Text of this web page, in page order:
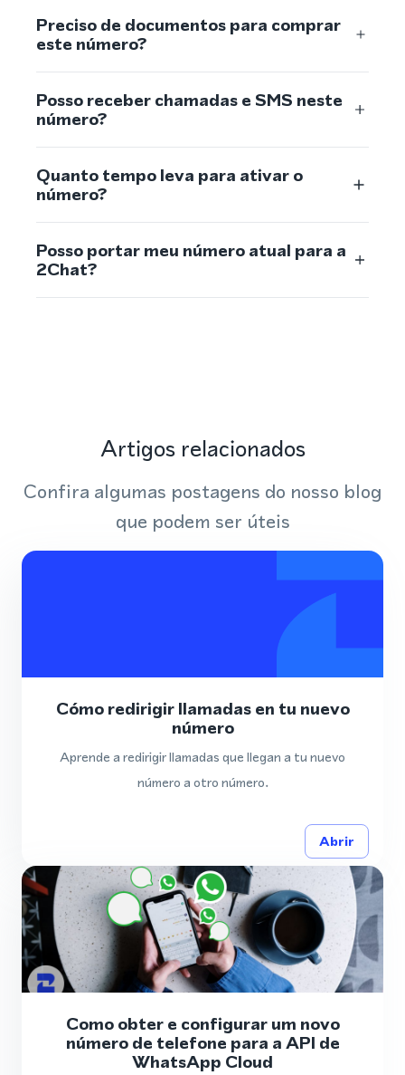
Preciso de documentos para comprar
este número?
Posso receber chamadas e SMS neste
número?
Quanto tempo leva para ativar o
número?
Posso portar meu número atual para a
2Chat?
Artigos relacionados
Confira algumas postagens do nosso blog
que podem ser úteis
Cómo redirigir llamadas en tu nuevo
número
Aprende a redirigir llamadas que llegan a tu nuevo
número a otro número.
Abrir
Como obter e configurar um novo
número de telefone para a API de
WhatsApp Cloud